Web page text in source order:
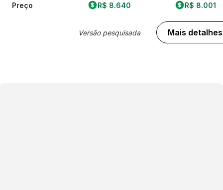
Preço R$ 8.640
Versão pesquisada
R$ 8.001
Mais detalhes